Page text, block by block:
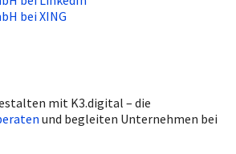
bei XING
mit K3.digital – die
und begleiten Unternehmen bei